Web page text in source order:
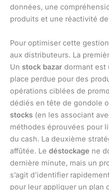
données, une
produits et une réactivité
Pour optimiser cette
aux distributeurs. La
Un stock bazar dormant est
place perdue pour des
opérations ciblées de
dédiés en tête de gondole
stocks (en les associant
méthodes éprouvées pour
du cash. La deuxième
affûtée. Le déstockage ne
dernière minute, mais un
s’agit d’identifier
pour leur appliquer un plan